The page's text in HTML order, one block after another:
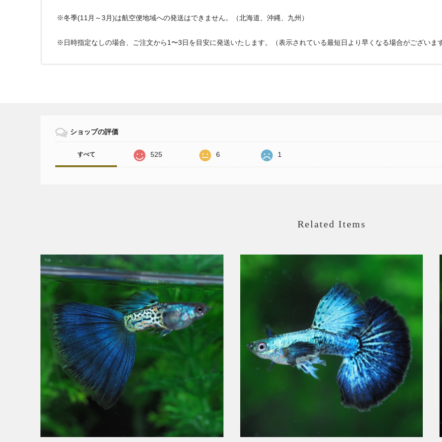
※冬季(11月～3月)は航空便地域への発送はできません。（北海道、沖縄、九州）
※日時指定なしの場合、ご注文から1〜3日を目安に発送いたします。（表示されている最短日より早くなる場合がございま
ショップの評価
すべて 525 6 1
Related Items